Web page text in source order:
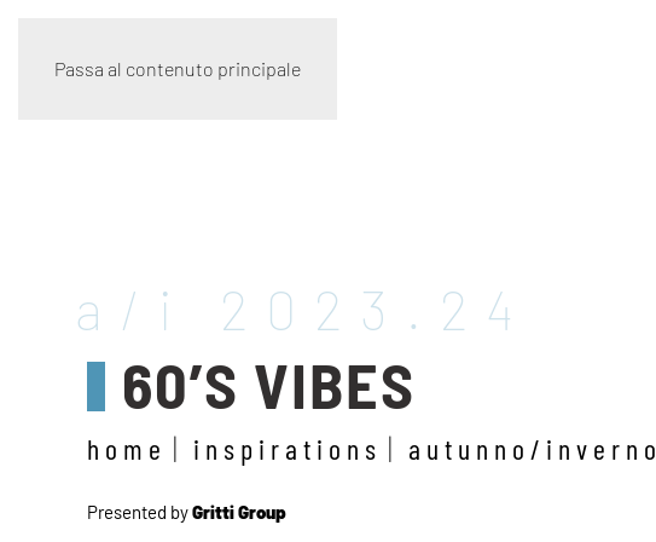
Passa al contenuto principale
a/i 2023.24
60’S VIBES
home inspirations autunno/inverno
Presented byGritti Group